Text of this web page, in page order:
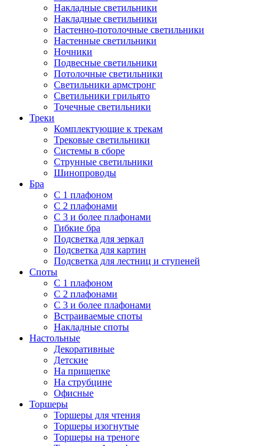
Накладные светильники
Накладные светильники
Настенно-потолочные светильники
Настенные светильники
Ночники
Подвесные светильники
Потолочные светильники
Светильники армстронг
Светильники грильято
Точечные светильники
Треки
Комплектующие к трекам
Трековые светильники
Системы в сборе
Струнные светильники
Шинопроводы
Бра
С 1 плафоном
С 2 плафонами
С 3 и более плафонами
Гибкие бра
Подсветка для зеркал
Подсветка для картин
Подсветка для лестниц и ступеней
Споты
С 1 плафоном
С 2 плафонами
С 3 и более плафонами
Встраиваемые споты
Накладные споты
Настольные
Декоративные
Детские
На прищепке
На струбцине
Офисные
Торшеры
Торшеры для чтения
Торшеры изогнутые
Торшеры на треноге